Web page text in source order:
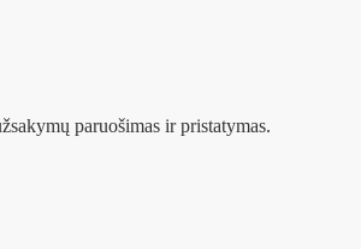
paruošimas ir pristatymas.